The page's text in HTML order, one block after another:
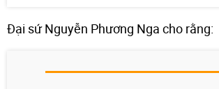
Đại sứ Nguyễn Phương Nga cho rằng: